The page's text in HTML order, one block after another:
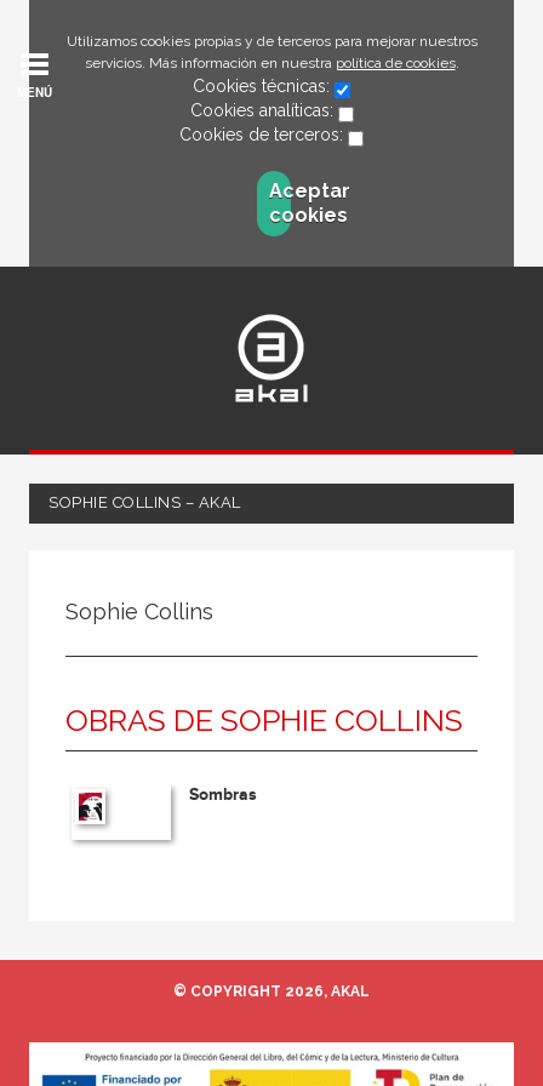
Utilizamos cookies propias y de terceros para mejorar nuestros
servicios. Más información en nuestra política de cookies.
Cookies técnicas:
Cookies analíticas:
Cookies de terceros:
Aceptar
cookies
MENÚ
SOPHIE COLLINS – AKAL
Coordinador
Editor
Editora
Escritor
Prologuista
Traductora
Sophie Collins
OBRAS DE SOPHIE COLLINS
Sombras
© COPYRIGHT 2026, AKAL